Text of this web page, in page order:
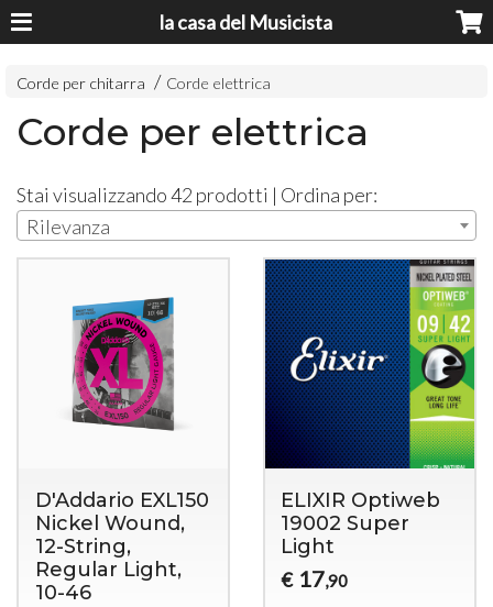
la casa del Musicista
Corde per chitarra Corde elettrica
Corde per elettrica
Stai visualizzando 42 prodotti | Ordina per:
Rilevanza
D'Addario EXL150
Nickel Wound,
12-String,
Regular Light,
10-46
ELIXIR Optiweb
19002 Super
Light
€ 17,90